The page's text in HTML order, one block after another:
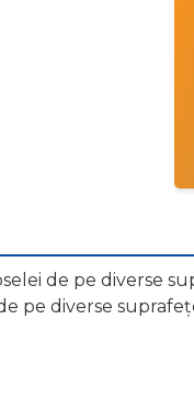
de pe diverse
pe diverse